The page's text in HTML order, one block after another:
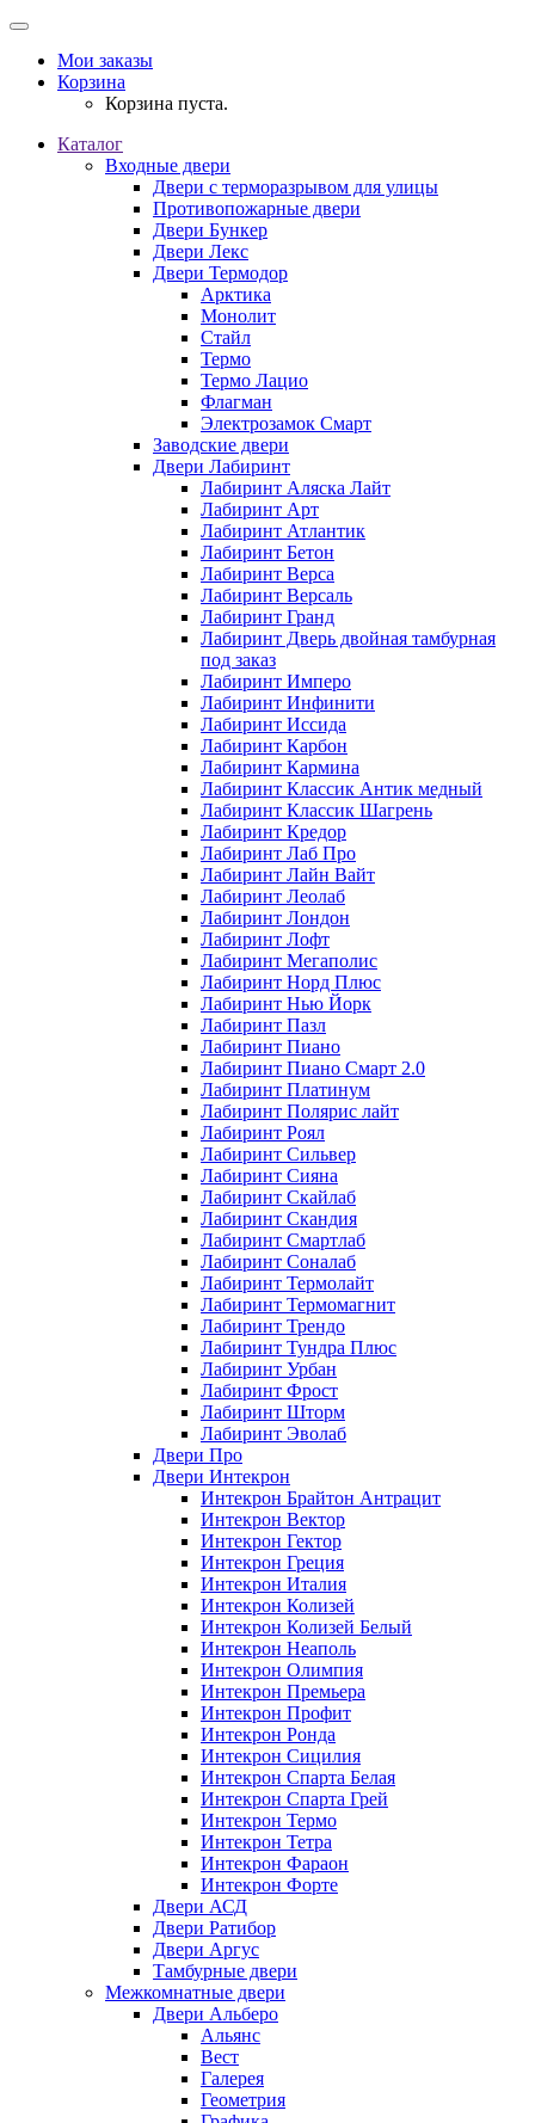
Мои заказы
Корзина
Корзина пуста.
Каталог
Входные двери
Двери с терморазрывом для улицы
Противопожарные двери
Двери Бункер
Двери Лекс
Двери Термодор
Арктика
Монолит
Стайл
Термо
Термо Лацио
Флагман
Электрозамок Смарт
Заводские двери
Двери Лабиринт
Лабиринт Аляска Лайт
Лабиринт Арт
Лабиринт Атлантик
Лабиринт Бетон
Лабиринт Верса
Лабиринт Версаль
Лабиринт Гранд
Лабиринт Дверь двойная тамбурная
под заказ
Лабиринт Имперо
Лабиринт Инфинити
Лабиринт Иссида
Лабиринт Карбон
Лабиринт Кармина
Лабиринт Классик Антик медный
Лабиринт Классик Шагрень
Лабиринт Кредор
Лабиринт Лаб Про
Лабиринт Лайн Вайт
Лабиринт Леолаб
Лабиринт Лондон
Лабиринт Лофт
Лабиринт Мегаполис
Лабиринт Норд Плюс
Лабиринт Нью Йорк
Лабиринт Пазл
Лабиринт Пиано
Лабиринт Пиано Смарт 2.0
Лабиринт Платинум
Лабиринт Полярис лайт
Лабиринт Роял
Лабиринт Сильвер
Лабиринт Сияна
Лабиринт Скайлаб
Лабиринт Скандия
Лабиринт Смартлаб
Лабиринт Соналаб
Лабиринт Термолайт
Лабиринт Термомагнит
Лабиринт Трендо
Лабиринт Тундра Плюс
Лабиринт Урбан
Лабиринт Фрост
Лабиринт Шторм
Лабиринт Эволаб
Двери Про
Двери Интекрон
Интекрон Брайтон Антрацит
Интекрон Вектор
Интекрон Гектор
Интекрон Греция
Интекрон Италия
Интекрон Колизей
Интекрон Колизей Белый
Интекрон Неаполь
Интекрон Олимпия
Интекрон Премьера
Интекрон Профит
Интекрон Ронда
Интекрон Сицилия
Интекрон Спарта Белая
Интекрон Спарта Грей
Интекрон Термо
Интекрон Тетра
Интекрон Фараон
Интекрон Форте
Двери АСД
Двери Ратибор
Двери Аргус
Тамбурные двери
Межкомнатные двери
Двери Альберо
Альянс
Вест
Галерея
Геометрия